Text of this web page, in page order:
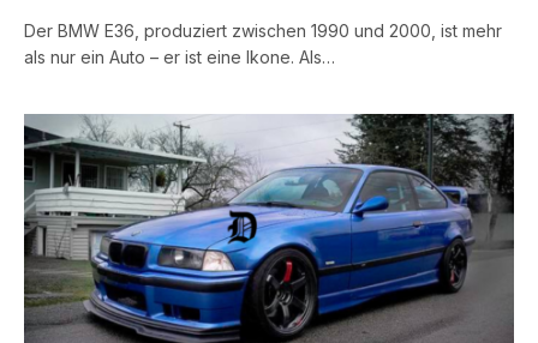
Der BMW E36, produziert zwischen 1990 und 2000, ist mehr
als nur ein Auto – er ist eine Ikone. Als…